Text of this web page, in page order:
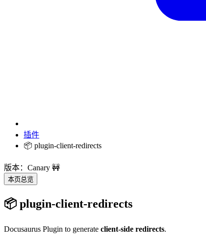
插件
📦 plugin-client-redirects
版本：Canary 🚧
本页总览
📦 plugin-client-redirects
Docusaurus Plugin to generate client-side redirects.